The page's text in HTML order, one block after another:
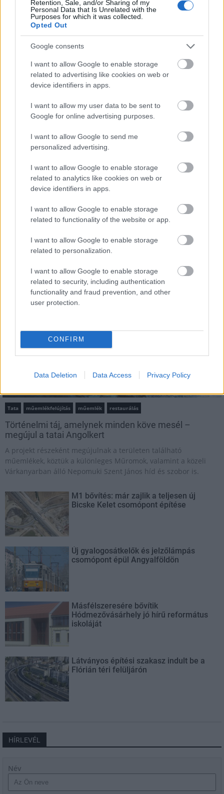
Retention, Sale, and/or Sharing of my
Personal Data that Is Unrelated with the
Purposes for which it was collected.
Opted Out
Google consents
I want to allow Google to enable storage
related to advertising like cookies on web or
device identifiers in apps.
I want to allow my user data to be sent to
Google for online advertising purposes.
I want to allow Google to send me
personalized advertising.
I want to allow Google to enable storage
related to analytics like cookies on web or
device identifiers in apps.
I want to allow Google to enable storage
related to functionality of the website or app.
I want to allow Google to enable storage
related to personalization.
I want to allow Google to enable storage
related to security, including authentication
functionality and fraud prevention, and other
user protection.
CONFIRM
Data Deletion Data Access Privacy Policy
Amire többmillióan vártunk: szombattól másodfokúra
csökken a riasztás
Országos hírek
Kecskeméten is szakirányú továbbképzésekkel erősít a
Gál Ferenc Egyetem
MAGYAR ÉPÍTŐK
Tata műemlékfelújítás műemlék restaurálás
Történelmi táj, amelynek minden köve mesél –
megújul a tatai Angolkert
A projekt részeként megújulnak a területen található
műemlékek, köztük a különleges Műromok, valamint a közeli
Várkanyarban álló Nepomuki Szent János híd és szobor is.
M1 bővítés: már zajlik a teljesen új
Bicske Kelet csomópont építése
Új gyalogosátkelők és jelzőlámpás
csomópont épül Angyalföldön
Másfélszeresére bővítik
Hódmezővásárhely jó hírű református
iskoláját
Látványos építési szakasz indult be a
Flórián téri felüljárón
HÍRLEVÉL
Név